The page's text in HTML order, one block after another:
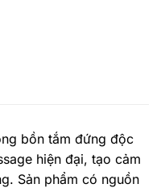
bồn tắm đứng độc
hiện đại, tạo cảm
Sản phẩm có nguồn